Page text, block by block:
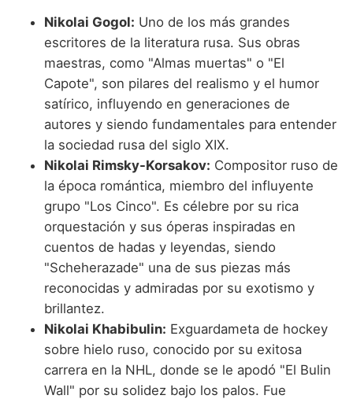
Nikolai Gogol: Uno de los más grandes
escritores de la literatura rusa. Sus obras
maestras, como "Almas muertas" o "El
Capote", son pilares del realismo y el humor
satírico, influyendo en generaciones de
autores y siendo fundamentales para entender
la sociedad rusa del siglo XIX.
Nikolai Rimsky-Korsakov: Compositor ruso de
la época romántica, miembro del influyente
grupo "Los Cinco". Es célebre por su rica
orquestación y sus óperas inspiradas en
cuentos de hadas y leyendas, siendo
"Scheherazade" una de sus piezas más
reconocidas y admiradas por su exotismo y
brillantez.
Nikolai Khabibulin: Exguardameta de hockey
sobre hielo ruso, conocido por su exitosa
carrera en la NHL, donde se le apodó "El Bulin
Wall" por su solidez bajo los palos. Fue